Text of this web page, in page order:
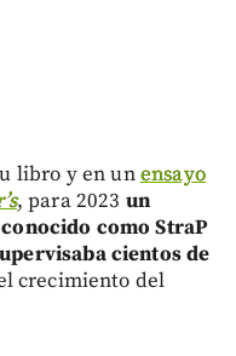
libro y en unensayo
, para 2023 un
como StraP
cientos de
crecimiento del